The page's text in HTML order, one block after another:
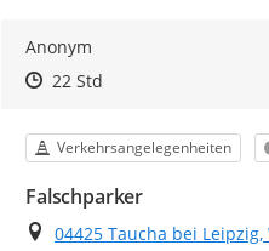
Anonym
Zeitpunkt des Erstellens
Zeitpunkt des Erstellens
22 StdZur Äußerung
Kategorie
Verkehrsangelegenheiten
Falschparker
Ort
04425 Taucha bei